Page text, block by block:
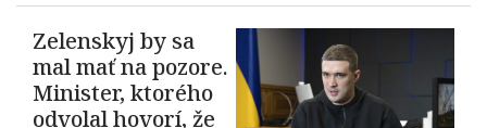
Zelenskyj by sa
mal mať na pozore.
Minister, ktorého
odvolal hovorí, že